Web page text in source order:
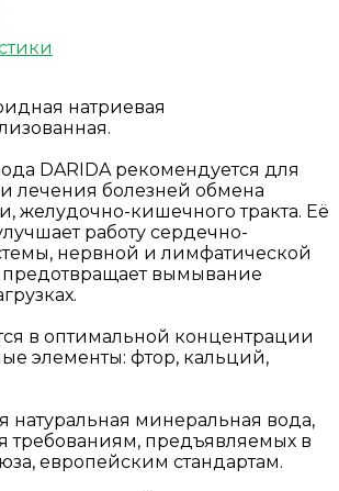
натриевая
DARIDA рекомендуется для
лечения болезней обмена
желудочно-кишечного тракта. Её
работу сердечно-
нервной и лимфатической
предотвращает вымывание
в оптимальной концентрации
элементы: фтор, кальций,
натуральная минеральная вода,
требованиям, предъявляемых в
европейским стандартам.